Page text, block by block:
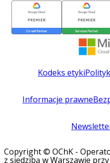
Kodeks etyki
Informacje prawne
Copyright © OChK -
z siedzibą w Warszawie